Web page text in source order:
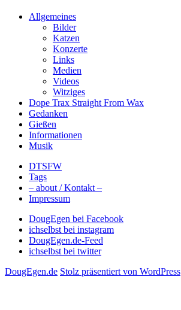
Allgemeines
Bilder
Katzen
Konzerte
Links
Medien
Videos
Witziges
Dope Trax Straight From Wax
Gedanken
Gießen
Informationen
Musik
DTSFW
Tags
– about / Kontakt –
Impressum
DougEgen bei Facebook
ichselbst bei instagram
DougEgen.de-Feed
ichselbst bei twitter
DougEgen.de Stolz präsentiert von WordPress